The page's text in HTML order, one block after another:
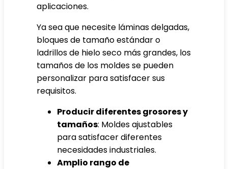
aplicaciones.
Ya sea que necesite láminas delgadas,
bloques de tamaño estándar o
ladrillos de hielo seco más grandes, los
tamaños de los moldes se pueden
personalizar para satisfacer sus
requisitos.
Producir diferentes grosores y
tamaños: Moldes ajustables
para satisfacer diferentes
necesidades industriales.
Amplio rango de